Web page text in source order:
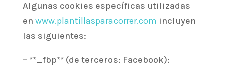
Algunas cookies específicas utilizadas
en www.plantillasparacorrer.com incluyen
las siguientes:
– **_fbp** (de terceros: Facebook):